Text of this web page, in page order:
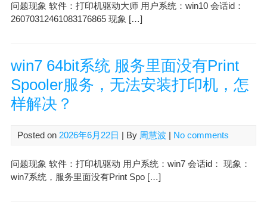
问题现象 软件：打印机驱动大师 用户系统：win10 会话id：
26070312461083176865 现象 […]
win7 64bit系统 服务里面没有Print
Spooler服务，无法安装打印机，怎
样解决？
Posted on 2026年6月22日 | By 周慧波 No comments
问题现象 软件：打印机驱动 用户系统：win7 会话id： 现象：
win7系统，服务里面没有Print Spo […]